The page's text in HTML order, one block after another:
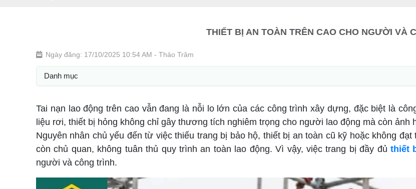
THIẾT BỊ AN TOÀN TRÊN CAO CHO NGƯỜI VÀ
Ngày đăng: 17/10/2025 10:54 AM - Thảo Trâm
Danh mục
Tai nạn lao động trên cao vẫn đang là nỗi lo lớn của các công trình xây dựng, đặc biệt là
liệu rơi, thiết bị hỏng không chỉ gây thương tích nghiêm trọng cho người lao động mà còn
Nguyên nhân chủ yếu đến từ việc thiếu trang bị bảo hộ, thiết bị an toàn cũ kỹ hoặc không
còn chủ quan, không tuân thủ quy trình an toàn lao động. Vì vậy, việc trang bị đầy đủthiết
người và công trình.